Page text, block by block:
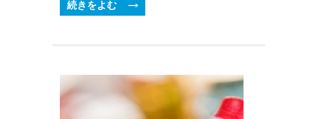
続きをよむ